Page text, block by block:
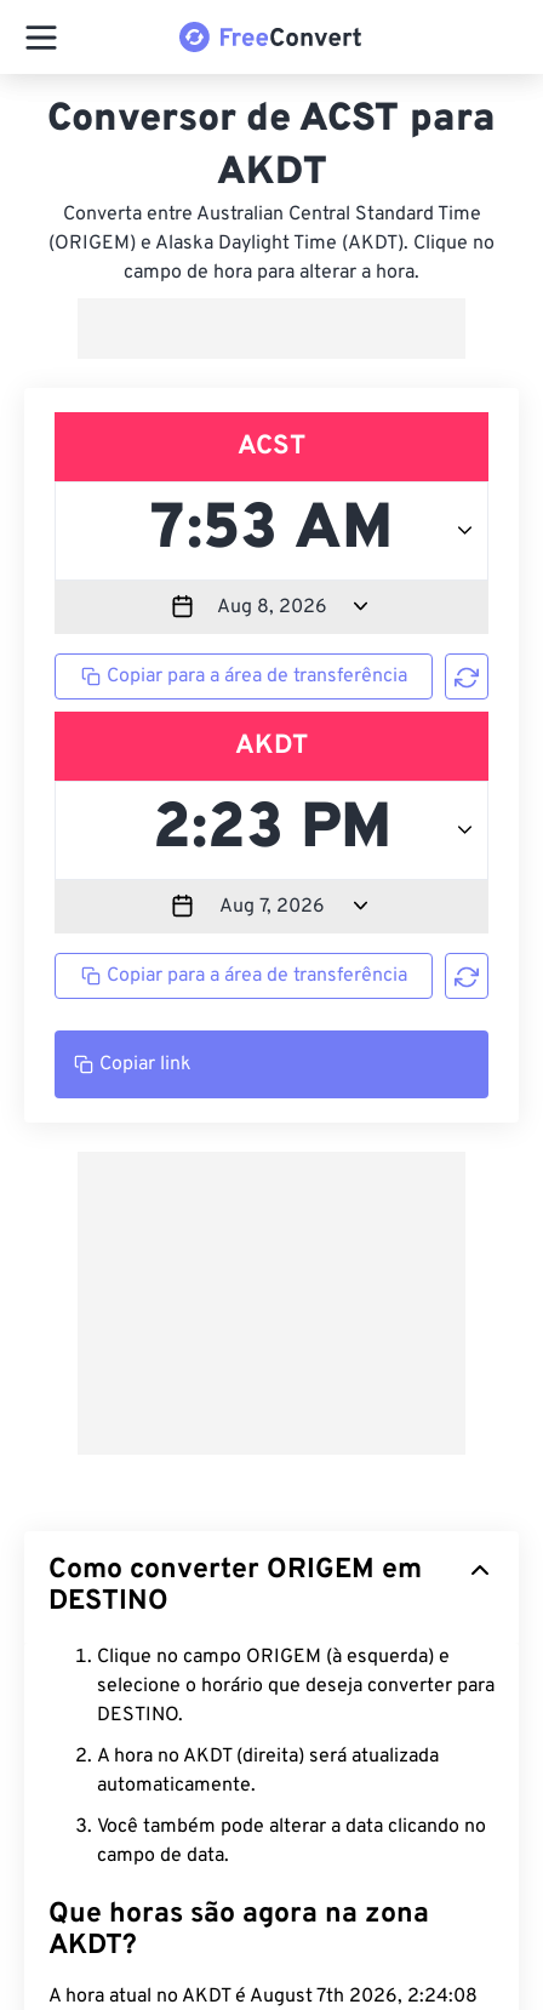
Conversor de ACST para
AKDT
Converta entre Australian Central Standard Time
(ORIGEM) e Alaska Daylight Time (AKDT). Clique no
campo de hora para alterar a hora.
ACST
Copiar para a área de transferência
AKDT
Copiar para a área de transferência
Copiar link
Como converter ORIGEM em
DESTINO
Clique no campo ORIGEM (à esquerda) e
selecione o horário que deseja converter para
DESTINO.
A hora no AKDT (direita) será atualizada
automaticamente.
Você também pode alterar a data clicando no
campo de data.
Que horas são agora na zona
AKDT?
A hora atual no AKDT é August 7th 2026, 2:24:09